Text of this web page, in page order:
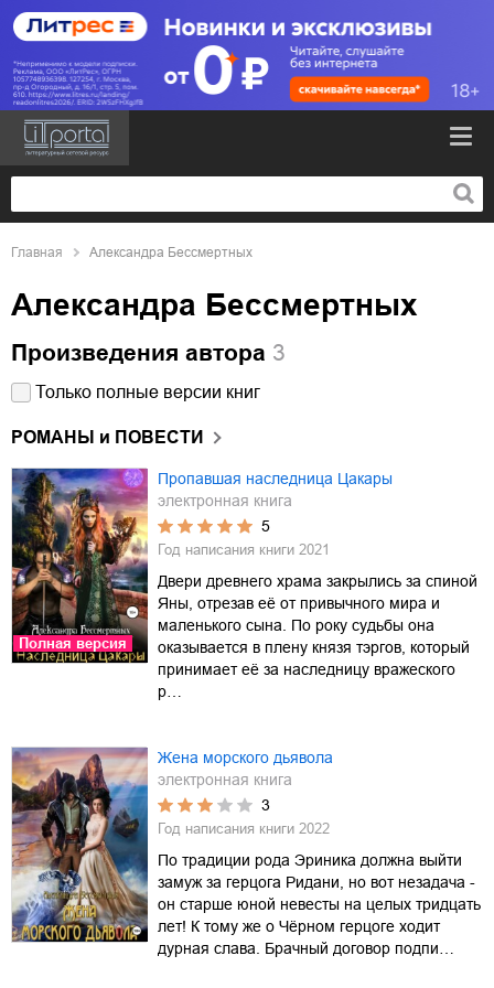
Главная Александра Бессмертных
Александра Бессмертных
Произведения автора 3
Только полные версии книг
РОМАНЫ и ПОВЕСТИ
Полная версия
Пропавшая наследница Цакары
электронная книга
5
Год написания книги 2021
Двери древнего храма закрылись за спиной
Яны, отрезав её от привычного мира и
маленького сына. По року судьбы она
оказывается в плену князя тэргов, который
принимает её за наследницу вражеского
р…
Жена морского дьявола
электронная книга
3
Год написания книги 2022
По традиции рода Эриника должна выйти
замуж за герцога Ридани, но вот незадача -
он старше юной невесты на целых тридцать
лет! К тому же о Чёрном герцоге ходит
дурная слава. Брачный договор подпи…